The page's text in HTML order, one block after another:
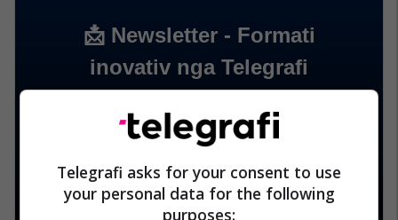
Telegrafi asks for your consent to use
your personal data for the following
purposes: